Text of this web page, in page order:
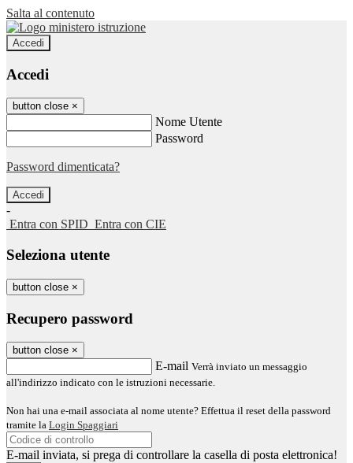
Salta al contenuto
Accedi
Accedi
button close ×
Nome Utente
Password
Password dimenticata?
-
Entra con SPID Entra con CIE
Seleziona utente
button close ×
Recupero password
button close ×
E-mail Verrà inviato un messaggio
all'indirizzo indicato con le istruzioni necessarie.
Non hai una e-mail associata al nome utente? Effettua il reset della password
tramite la Login Spaggiari
E-mail inviata, si prega di controllare la casella di posta elettronica!